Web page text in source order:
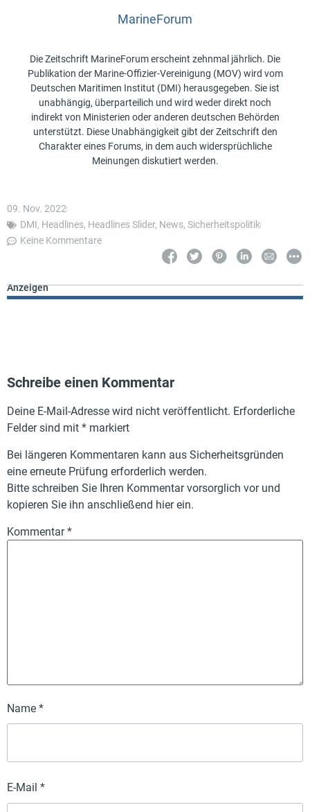
MarineForum
Die Zeitschrift MarineForum erscheint zehnmal jährlich. Die
Publikation der Marine-Offizier-Vereinigung (MOV) wird vom
Deutschen Maritimen Institut (DMI) herausgegeben. Sie ist
unabhängig, überparteilich und wird weder direkt noch
indirekt von Ministerien oder anderen deutschen Behörden
unterstützt. Diese Unabhängigkeit gibt der Zeitschrift den
Charakter eines Forums, in dem auch widersprüchliche
Meinungen diskutiert werden.
09. Nov. 2022
DMI, Headlines, Headlines Slider, News, Sicherheitspolitik
Keine Kommentare
Anzeigen
Schreibe einen Kommentar
Deine E-Mail-Adresse wird nicht veröffentlicht. Erforderliche
Felder sind mit * markiert
Bei längeren Kommentaren kann aus Sicherheitsgründen
eine erneute Prüfung erforderlich werden.
Bitte schreiben Sie Ihren Kommentar vorsorglich vor und
kopieren Sie ihn anschließend hier ein.
Kommentar*
Name *
E-Mail *